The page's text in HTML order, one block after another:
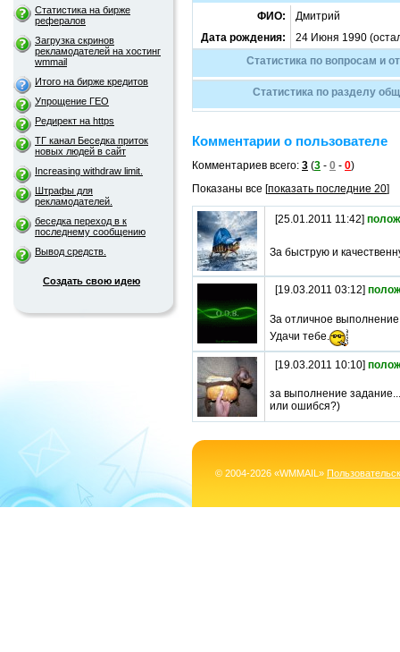
Статистика на бирже
рефералов
Загрузка скринов
рекламодателей на хостинг
wmmail
Итого на бирже кредитов
Упрощение ГЕО
Редирект на https
ТГ канал Беседка приток
новых людей в сайт
Increasing withdraw limit.
Штрафы для
рекламодателей.
беседка переход в к
последнему сообщению
Вывод средств.
Создать свою идею
ФИО:
Дмитрий
Дата рождения:
24 Июня 1990
Статистика по вопросам и
Статистика по разделу
Комментарии о пользователе
Комментариев всего: 3 (3 - 0 - 0)
Показаны все [показать последние 20]
[25.01.2011 11:42]
За быструю и
[19.03.2011 03:12]
За отличное
Удачи тебе.
[19.03.2011 10:10]
за выполнение
или ошибся?)
© 2004-2026 «WMMAIL»